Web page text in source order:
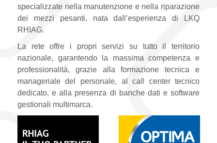
specializzate nella manutenzione e nella riparazione
dei mezzi pesanti, nata dall’esperienza di LKQ
RHIAG.
La rete offre i propri servizi su tutto il territorio
nazionale, garantendo la massima competenza e
professionalità, grazie alla formazione tecnica e
manageriale del personale, al call center tecnico
dedicato, e alla presenza di banche dati e software
gestionali multimarca.